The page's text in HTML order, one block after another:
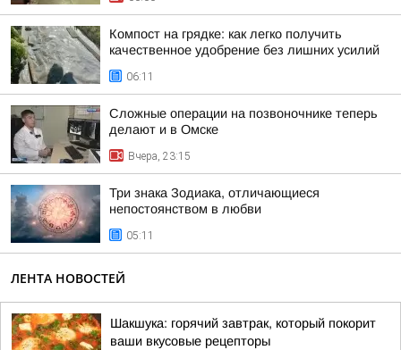
Компост на грядке: как легко получить
качественное удобрение без лишних усилий
06:11
Сложные операции на позвоночнике теперь
делают и в Омске
Вчера, 23:15
Три знака Зодиака, отличающиеся
непостоянством в любви
05:11
ЛЕНТА НОВОСТЕЙ
Шакшука: горячий завтрак, который покорит
ваши вкусовые рецепторы